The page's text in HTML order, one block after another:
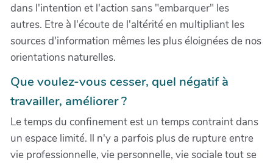
dans l'intention et l'action sans "embarquer" les
autres. Etre à l'écoute de l'altérité en multipliant les
sources d'information mêmes les plus éloignées de nos
orientations naturelles.
Que voulez-vous cesser, quel négatif à
travailler, améliorer ?
Le temps du confinement est un temps contraint dans
un espace limité. Il n'y a parfois plus de rupture entre
vie professionnelle, vie personnelle, vie sociale tout se